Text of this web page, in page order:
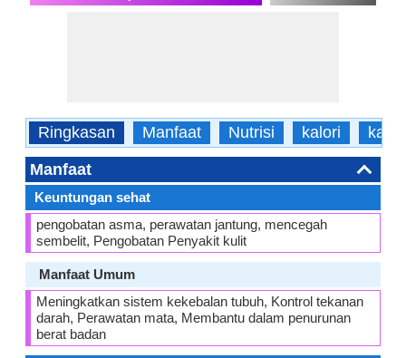
Ringkasan Manfaat Nutrisi kalori
Manfaat
Keuntungan sehat
pengobatan asma, perawatan jantung, mencegah
sembelit, Pengobatan Penyakit kulit
Manfaat Umum
Meningkatkan sistem kekebalan tubuh, Kontrol tekanan
darah, Perawatan mata, Membantu dalam penurunan
berat badan